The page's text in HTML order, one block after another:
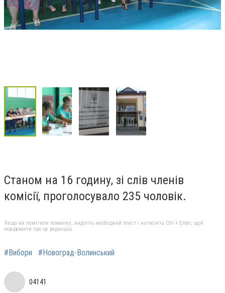
Станом на 16 годину, зі слів членів
комісії, проголосувало 235 чоловік.
Якщо ви помітили помилку, виділіть необхідний текст і натисніть Ctrl + Enter, щоб
повідомити про це редакцію
#Вибори #Новоград-Волинський
04141